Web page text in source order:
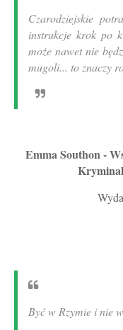
Czarodziejskie
instrukcje krok po
może nawet nie
mugoli... to znaczy
Emma Southon -
Być w Rzymie i nie